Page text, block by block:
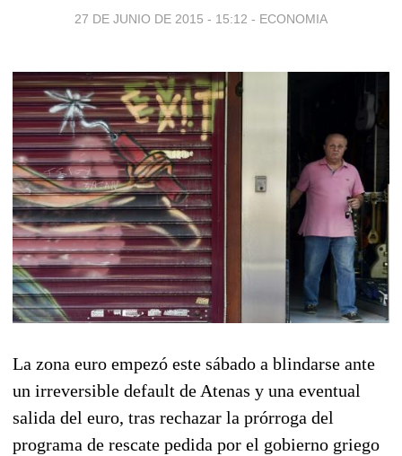
27 DE JUNIO DE 2015 - 15:12 - ECONOMIA
La zona euro empezó este sábado a blindarse ante
un irreversible default de Atenas y una eventual
salida del euro, tras rechazar la prórroga del
programa de rescate pedida por el gobierno griego